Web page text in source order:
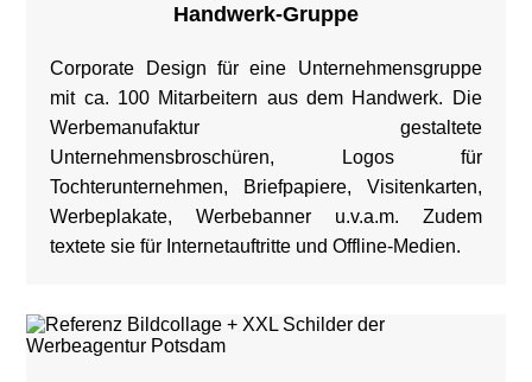
Handwerk-Gruppe
Corporate Design für eine Unternehmensgruppe
mit ca. 100 Mitarbeitern aus dem Handwerk. Die
Werbemanufaktur gestaltete
Unternehmensbroschüren, Logos für
Tochterunternehmen, Briefpapiere, Visitenkarten,
Werbeplakate, Werbebanner u.v.a.m. Zudem
textete sie für Internetauftritte und Offline-Medien.